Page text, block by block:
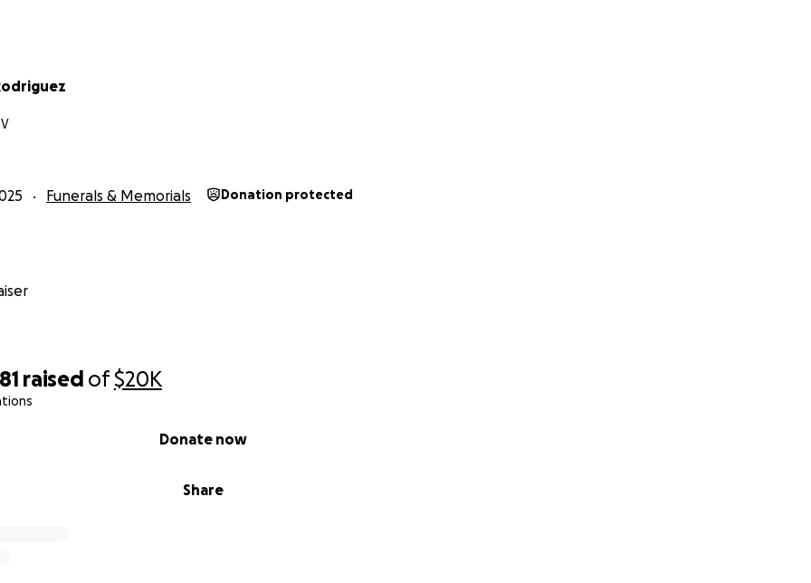
raised of$20K
Share
Donate now
Funerals & Memorials Donation protected